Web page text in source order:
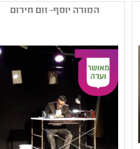
לילדים ונוער
קטגוריה: הצגת יחיד ,עיבוד
נושאים: חברה ואקטואליה
בישראל ,קבוצות בחברה
,תשפב ,חירום זום Zoom
המורה יוסף- זום חירום